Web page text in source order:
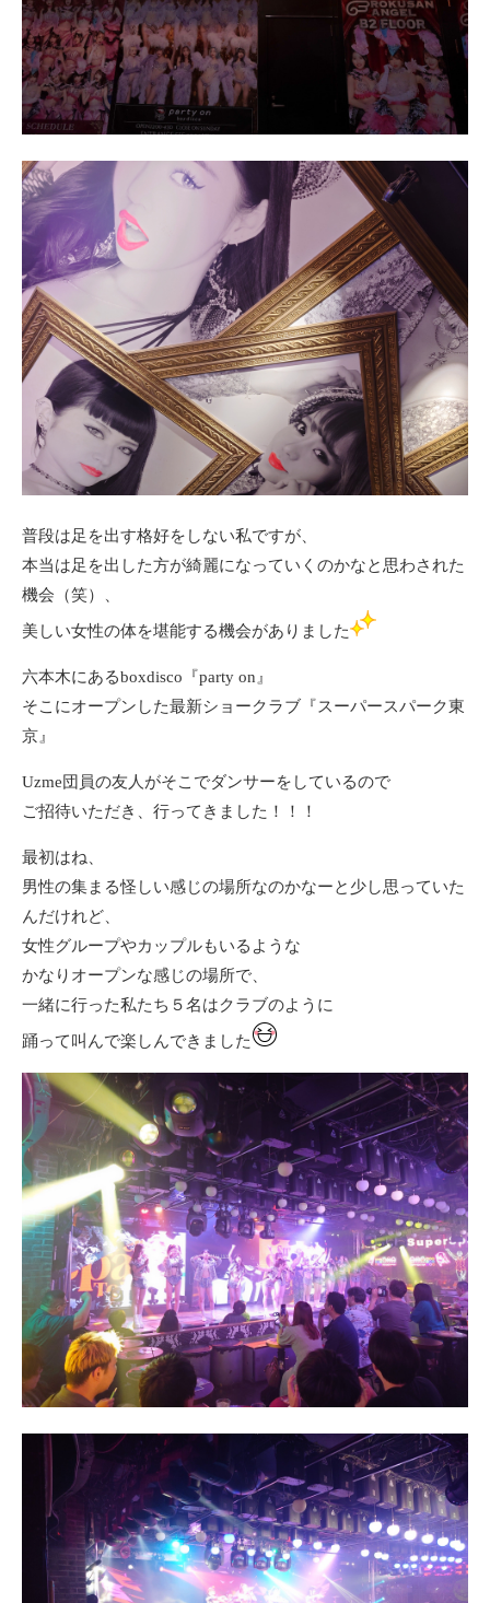
普段は足を出す格好をしない私ですが、
本当は足を出した方が綺麗になっていくのかなと思わされた
機会（笑）、
美しい女性の体を堪能する機会がありました
六本木にあるboxdisco『party on』
そこにオープンした最新ショークラブ 『スーパースパーク東
京』
Uzme団員の友人がそこでダンサーをしているので
ご招待いただき、行ってきました！！！
最初はね、
男性の集まる怪しい感じの場所なのかなーと少し思っていた
んだけれど、
女性グループやカップルもいるような
かなりオープンな感じの場所で、
一緒に行った私たち５名はクラブのように
踊って叫んで楽しんできました